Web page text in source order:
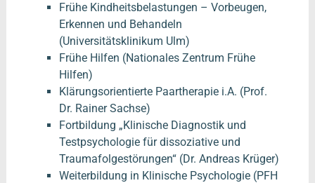
Frühe Kindheitsbelastungen – Vorbeugen,
Erkennen und Behandeln
(Universitätsklinikum Ulm)
Frühe Hilfen (Nationales Zentrum Frühe
Hilfen)
Klärungsorientierte Paartherapie i.A. (Prof.
Dr. Rainer Sachse)
Fortbildung „Klinische Diagnostik und
Testpsychologie für dissoziative und
Traumafolgestörungen“ (Dr. Andreas Krüger)
Weiterbildung in Klinische Psychologie (PFH